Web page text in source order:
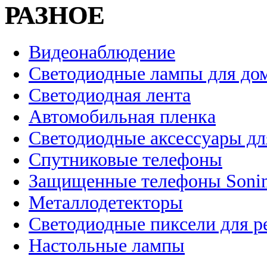
РАЗНОЕ
Видеонаблюдение
Светодиодные лампы для
Светодиодная лента
Автомобильная пленка
Светодиодные аксессуары
Спутниковые телефоны
Защищенные телефоны
Металлодетекторы
Светодиодные пиксели для
Настольные лампы